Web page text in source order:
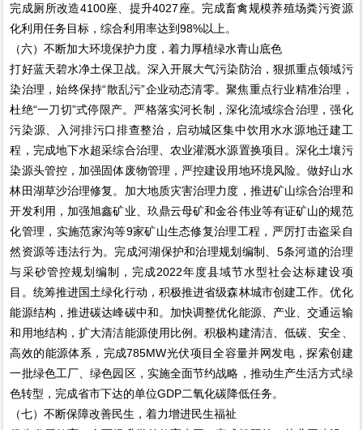
完成厕所改造4100座、提升4027座。完成畜禽规模养殖场粪污资源
化利用任务目标，综合利用率达到98%以上。
（六）不断加大环境保护力度，着力厚植绿水青山底色
打好蓝天碧水净土保卫战。深入开展大气污染防治，狠抓重点领域污
染治理，始终保持“散乱污”企业动态清零。聚焦重点行业精准治理，
杜绝“一刀切”式停限产。严格落实河长制，深化流域综合治理，强化
污染源、入河排污口排查整治，启动城区集中饮用水水源地迁建工
程，完成地下水超采综合治理、农业灌溉水源置换项目。深化土壤污
染源头管控，加强固体废物管理，严控建设用地环境风险。做好山水
林田湖草沙治理修复。加大地质灾害治理力度，推进矿山综合治理和
开发利用，加强旭鑫矿业、玖鼎云母矿和金谷伟业等有证矿山的规范
化管理，实施范家沟等9家矿山生态修复治理工程，严厉打击盗采自
然资源等违法行为。完成河湖保护和治理规划编制、5条河道的治理
与采砂管控规划编制，完成2022年度县域节水型社会达标建设项
目。统筹推进国土绿化行动，积极推进省级森林城市创建工作。优化
能源结构，推进碳达峰碳中和。加快调整优化能源、产业、交通运输
和用地结构，扩大清洁能源使用比例。积极构建清洁、低碳、安全、
高效的能源体系，完成785MW光伏项目全容量并网发电，探索创建
一批绿色工厂、绿色园区，实施全面节约战略，推动生产生活方式绿
色转型，完成省市下达的单位GDP二氧化碳降低任务。
（七）不断保障改善民生，着力增进民生福祉